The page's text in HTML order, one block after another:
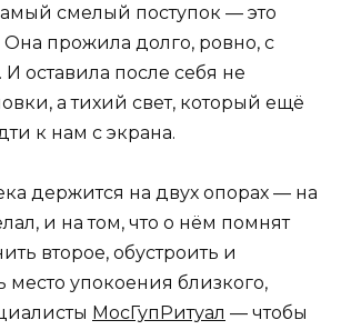
смелый поступок — это
прожила долго, ровно, с
И оставила после себя не
а тихий свет, который ещё
к нам с экрана.
держится на двух опорах — на
и на том, что о нём помнят
второе, обустроить и
упокоения близкого,
МосГупРитуал — чтобы